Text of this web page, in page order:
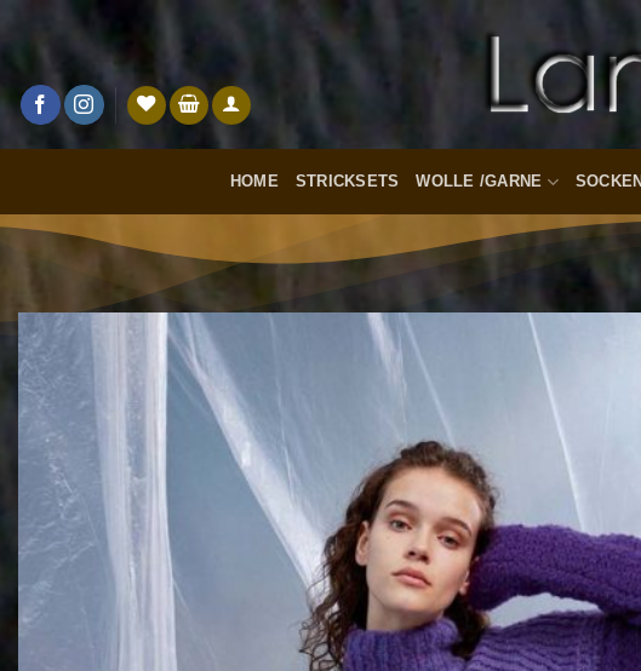
HOME STRICKSETS WOLLE /GARNE